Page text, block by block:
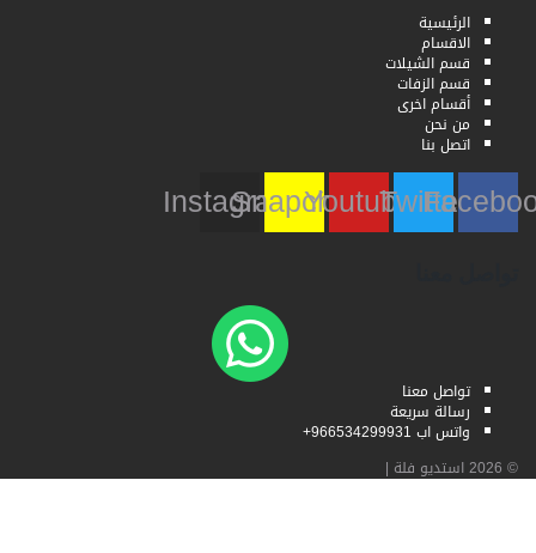
الرئيسية
الاقسام
قسم الشيلات
قسم الزفات
أقسام اخرى
من نحن
اتصل بنا
Twitter
Youtube
Snapchat
Instagram
تواصل معنا
رسالة سريعة
واتس اب 966534299931+
استديو فلة|